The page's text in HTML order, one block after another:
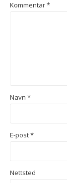
Kommentar*
Navn *
E-post*
Nettsted